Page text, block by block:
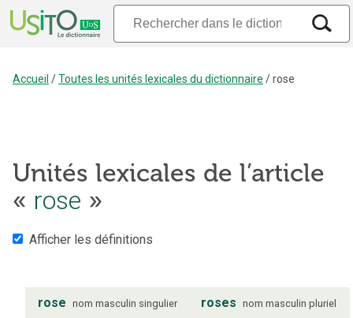
Accueil /Toutes les unités lexicales du dictionnaire /rose
Unités lexicales de l’article
« rose »
Afficher les définitions
rose nom masculin singulier roses nom masculin pluriel